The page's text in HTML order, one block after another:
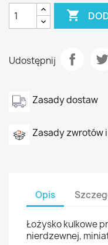

Udostępnij
Zasady dostaw
Zasady zwrotów
Opis
Łożysko kulkowe
nierdzewnej,